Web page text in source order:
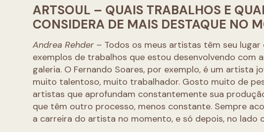
ARTSOUL – QUAIS TRABALHOS E
CONSIDERA DE MAIS DESTAQUE NO
Andrea Rehder – Todos os meus artistas têm seu
exemplos de trabalhos que estou desenvolvendo
galeria. O Fernando Soares, por exemplo, é um artista
muito talentoso, muito trabalhador. Gosto muito de
artistas que aprofundam constantemente sua
que têm outro processo, menos constante. Sempre
a carreira do artista no momento, e só depois, no lado